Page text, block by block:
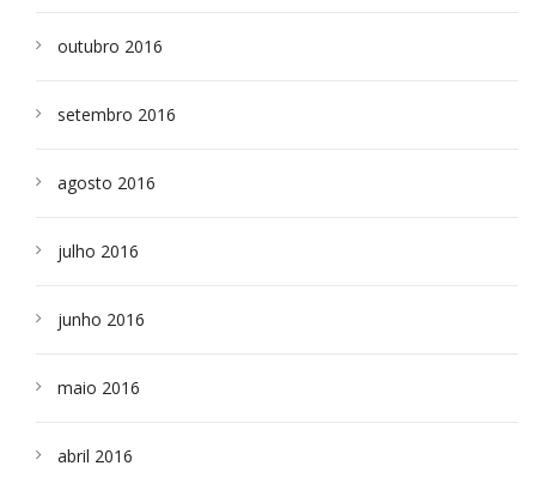
outubro 2016
setembro 2016
agosto 2016
julho 2016
junho 2016
maio 2016
abril 2016